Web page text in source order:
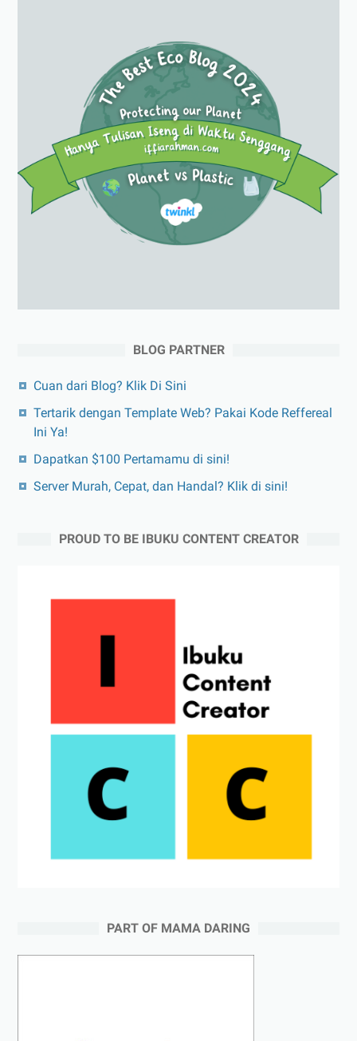
BLOG PARTNER
Cuan dari Blog? Klik Di Sini
Tertarik dengan Template Web? Pakai Kode Reffereal
Ini Ya!
Dapatkan $100 Pertamamu di sini!
Server Murah, Cepat, dan Handal? Klik di sini!
PROUD TO BE IBUKU CONTENT CREATOR
PART OF MAMA DARING